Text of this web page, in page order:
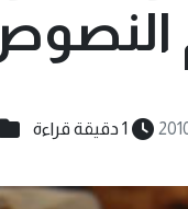
1 دقيقة قراءة